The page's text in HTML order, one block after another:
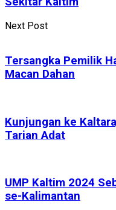
Next Post
Tersangka Pemilik
Macan Dahan
Kunjungan ke
Tarian Adat
UMP Kaltim 2024
se-Kalimantan